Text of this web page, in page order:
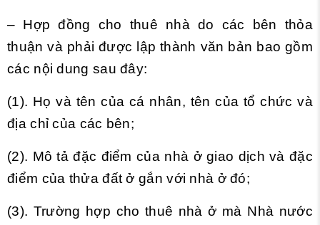
– Hợp đồng cho thuê nhàdo các bên thỏa
thuận và phải được lập thành văn bản bao gồm
các nội dung sau đây:
(1). Họ và tên của cá nhân, tên của tổ chức và
địa chỉ của các bên;
(2). Mô tả đặc điểm của nhà ở giao dịch và đặc
điểm của thửa đất ở gắn với nhà ở đó;
(3). Trường hợp cho thuê nhà ở mà Nhà nước